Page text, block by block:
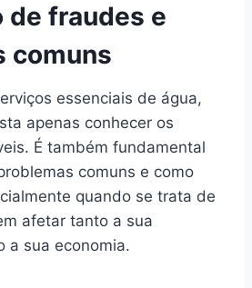
de fraudes e
comuns
essenciais de água,
apenas conhecer os
É também fundamental
comuns e como
quando se trata de
afetar tanto a sua
a sua economia.